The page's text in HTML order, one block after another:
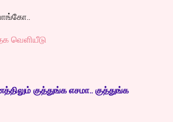
வெளியீடு
குத்துங்க எசமா.. குத்துங்க